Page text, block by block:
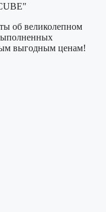
об великолепном
выгодным ценам!